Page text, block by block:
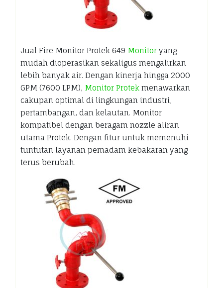
Jual Fire Monitor Protek 649 Monitor yang
mudah dioperasikan sekaligus mengalirkan
lebih banyak air. Dengan kinerja hingga 2000
GPM (7600 LPM), Monitor Protek menawarkan
cakupan optimal di lingkungan industri,
pertambangan, dan kelautan. Monitor
kompatibel dengan beragam nozzle aliran
utama Protek. Dengan fitur untuk memenuhi
tuntutan layanan pemadam kebakaran yang
terus berubah.